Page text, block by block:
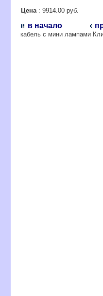
Цена: 9914.00 руб.
в начало
кабель с мини лампами